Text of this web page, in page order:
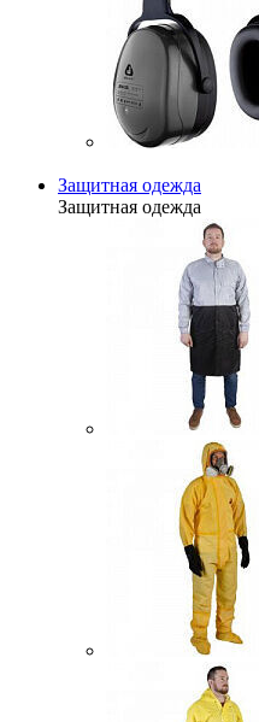
Защитная одежда
Защитная одежда